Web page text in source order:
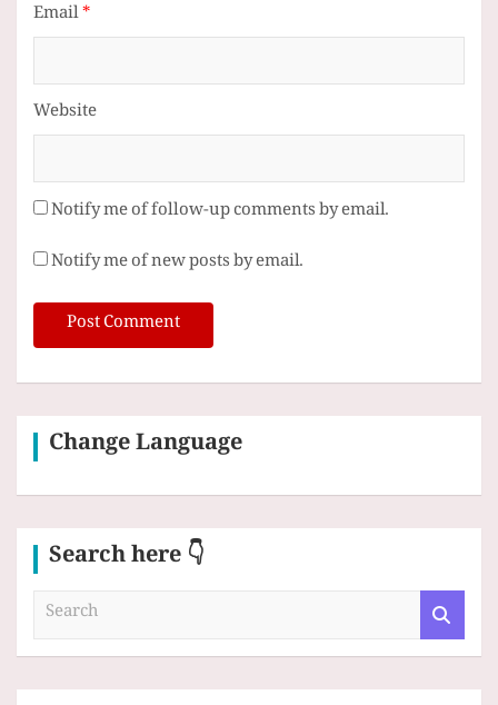
Email*
Website
Notify me of follow-up comments by email.
Notify me of new posts by email.
Change Language
Search here 👇
a